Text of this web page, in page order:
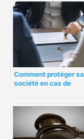
Comment protéger sa
société en cas de